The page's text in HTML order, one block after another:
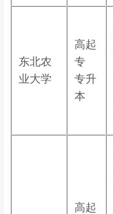
东北农
业大学
高起
专
专升
本
高起